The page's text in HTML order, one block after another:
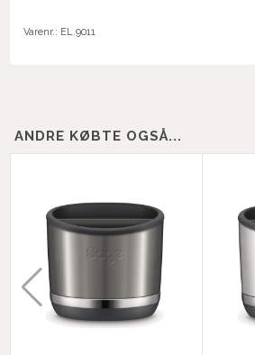
Varenr.: EL.9011
ANDRE KØBTE OGSÅ...